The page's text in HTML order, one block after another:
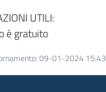
UTILI:
è gratuito
:09-01-2024 15:43